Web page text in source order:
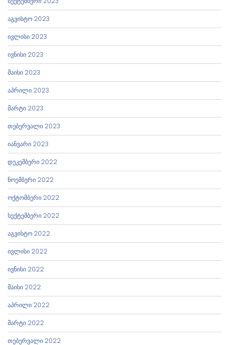
აგვისტო 2023
ივლისი 2023
ივნისი 2023
მაისი 2023
აპრილი 2023
მარტი 2023
თებერვალი 2023
იანვარი 2023
დეკემბერი 2022
ნოემბერი 2022
ოქტომბერი 2022
სექტემბერი 2022
აგვისტო 2022
ივლისი 2022
ივნისი 2022
მაისი 2022
აპრილი 2022
მარტი 2022
თებერვალი 2022